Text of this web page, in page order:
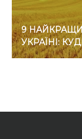
9
УКРАЇНІ: